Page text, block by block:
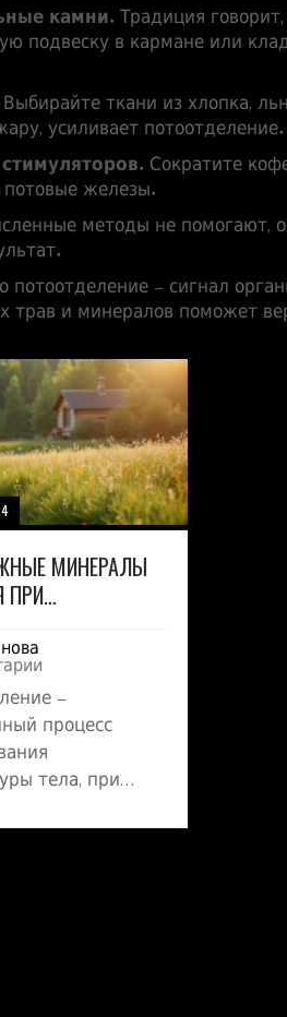
камни. Традиция
подвеску в кармане или
ткани из хлопка,
усиливает потоотделение.
. Сократите
железы.
методы не помогают,
потоотделение – сигнал
трав и минералов поможет
МИНЕРАЛЫ
ПРИ
–
процесс
тела, при
но и